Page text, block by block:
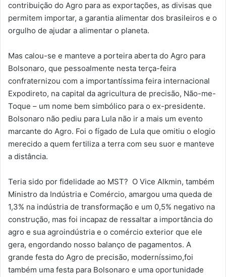
contribuição do Agro para as exportações, as divisas que
permitem importar, a garantia alimentar dos brasileiros e o
orgulho de ajudar a alimentar o planeta.
Mas calou-se e manteve a porteira aberta do Agro para
Bolsonaro, que pessoalmente nesta terça-feira
confraternizou com a importantíssima feira internacional
Expodireto, na capital da agricultura de precisão, Não-me-
Toque – um nome bem simbólico para o ex-presidente.
Bolsonaro não pediu para Lula não ir a mais um evento
marcante do Agro. Foi o fígado de Lula que omitiu o elogio
merecido a quem fertiliza a terra com seu suor e manteve
a distância.
Teria sido por fidelidade ao MST? O Vice Alkmin, também
Ministro da Indústria e Comércio, amargou uma queda de
1,3% na indústria de transformação e um 0,5% negativo na
construção, mas foi incapaz de ressaltar a importância do
agro e sua agroindústria e o comércio exterior que ele
gera, engordando nosso balanço de pagamentos. A
grande festa do Agro de precisão, moderníssimo,foi
também uma festa para Bolsonaro e uma oportunidade